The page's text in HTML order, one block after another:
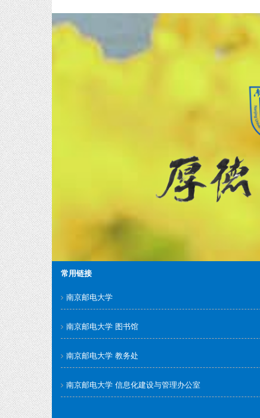
常用链接
南京邮电大学
南京邮电大学 图书馆
南京邮电大学 教务处
南京邮电大学 信息化建设与管理办公室